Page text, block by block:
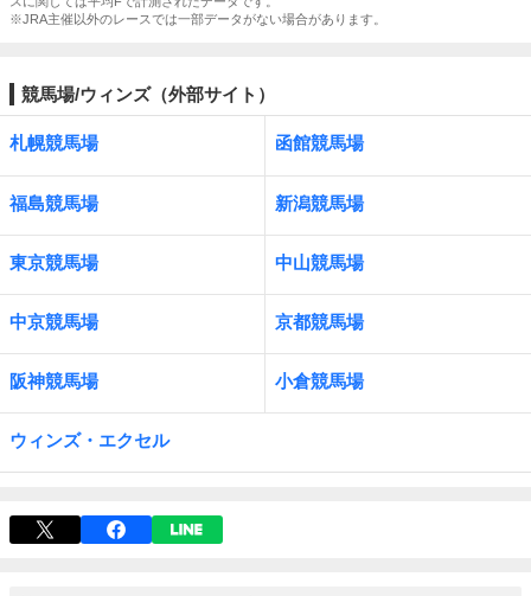
※JRA主催以外のレースでは一部データがない場合があります。
競馬場/ウィンズ（外部サイト）
札幌競馬場 函館競馬場
福島競馬場 新潟競馬場
東京競馬場 中山競馬場
中京競馬場 京都競馬場
阪神競馬場 小倉競馬場
ウィンズ・エクセル